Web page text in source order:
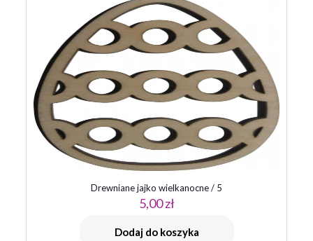
Drewniane jajko wielkanocne / 5
5,00zł
Dodaj do koszyka